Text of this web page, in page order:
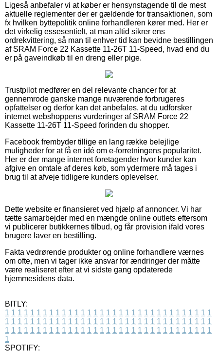
Ligeså anbefaler vi at køber er hensynstagende til de mest
aktuelle reglementer der er gældende for transaktionen, som
fx hvilken byttepolitik online forhandleren kører med. Her er
det virkelig essesentielt, at man altid sikrer ens
ordrekvittering, så man til enhver tid kan bevidne bestillingen
af SRAM Force 22 Kassette 11-26T 11-Speed, hvad end du
er på gaveindkøb til en dreng eller pige.
Trustpilot medfører en del relevante chancer for at
gennemrode ganske mange nuværende forbrugeres
opfattelser og derfor kan det anbefales, at du udforsker
internet webshoppens vurderinger af SRAM Force 22
Kassette 11-26T 11-Speed forinden du shopper.
Facebook frembyder tillige en lang række belejlige
muligheder for at få en idé om e-forretningens popularitet.
Her er der mange internet foretagender hvor kunder kan
afgive en omtale af deres køb, som ydermere må tages i
brug til at afveje tidligere kunders oplevelser.
Dette website er finansieret ved hjælp af annoncer. Vi har
tætte samarbejder med en mængde online outlets eftersom
vi publicerer butikkernes tilbud, og får provision ifald vores
brugere laver en bestilling.
Fakta vedrørende produkter og online forhandlere værnes
om ofte, men vi tager ikke ansvar for ændringer der måtte
være realiseret efter at vi sidste gang opdaterede
hjemmesidens data.
BITLY:
1 1 1 1 1 1 1 1 1 1 1 1 1 1 1 1 1 1 1 1 1 1 1 1 1 1 1 1 1 1 1 1 1
1 1 1 1 1 1 1 1 1 1 1 1 1 1 1 1 1 1 1 1 1 1 1 1 1 1 1 1 1 1 1 1 1
1 1 1 1 1 1 1 1 1 1 1 1 1 1 1 1 1 1 1 1 1 1 1 1 1 1 1 1 1 1 1 1 1
1
SPOTIFY: